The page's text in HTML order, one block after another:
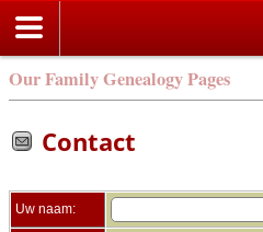
Our Family Genealogy Pages
Contact
Uw naam: